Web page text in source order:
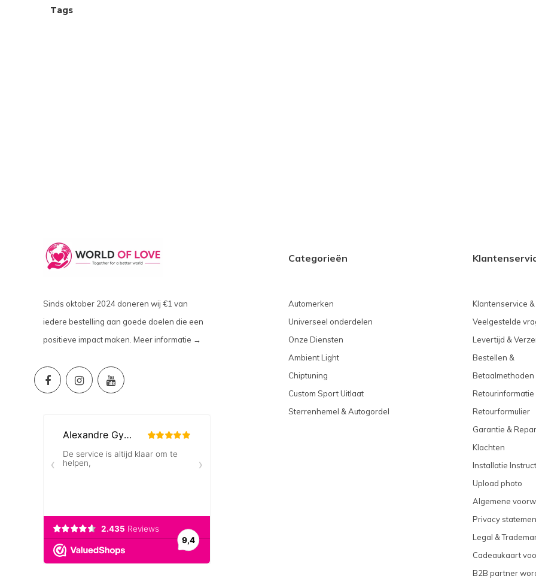
Tags
Sinds oktober 2024 doneren wij €1 van
iedere bestelling aan goede doelen die een
positieve impact maken. Meer informatie →
Categorieën
Automerken
Universeel onderdelen
Onze Diensten
Ambient Light
Chiptuning
Custom Sport Uitlaat
Sterrenhemel & Autogordel
Klantenservice
Veelgestelde
Levertijd &
Bestellen &
Betaalmethoden
Retourinformatie
Retourformulier
Garantie &
Klachten
Installatie
Upload photo
Algemene
Privacy
Legal &
Cadeaukaart
B2B partner